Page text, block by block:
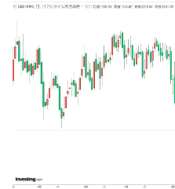
『Money1』
韓国「ここは
『Money1』
韓国･李在明
言。
『Money1』
韓国は「中国
だ。
『韓国銀行
す」⇒「金を経由するドル入
『Money1』
韓国･外為取